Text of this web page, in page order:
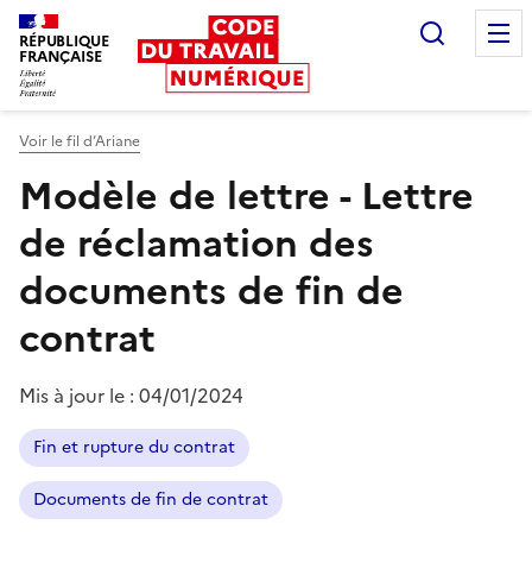
RÉPUBLIQUE
FRANÇAISE
Voir le fil d’Ariane
Modèle de lettre - Lettre
de réclamation des
documents de fin de
contrat
Mis à jour le : 04/01/2024
Fin et rupture du contrat
Documents de fin de contrat